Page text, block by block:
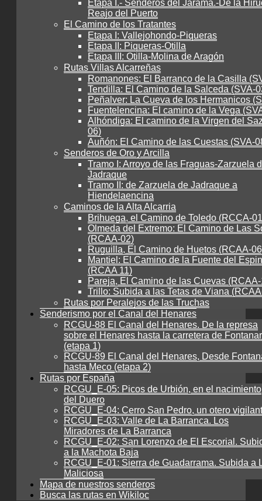
Etapa I.- Senderos del Jarama.-De la
Reajo del Puerto
El Camino de los Tratantes
Etapa I: Vallejohondo-Piqueras
Etapa II: Piqueras-Otilla
Etapa III: Otilla-Molina de Aragón
Rutas Villas Alcarreñas
Romanones: El Barranco de la Casilla
Tendilla: El Camino de la Salceda (SVA-
Peñalver: La Cueva de los Hermanicos
Fuentelencina: El camino de la Vega
Alhóndiga: El camino de la Virgen del
06)
Auñón: El Camino de las Cuestas (SVA-
Senderos de Oro y Arcilla
Tramo I: Arroyo de las Fraguas-Zarzuela
Jadraque
Tramo II: de Zarzuela de Jadraque a
Hiendelaencina
Caminos de la Alta Alcarria
Brihuega, el Camino de Toledo (RCCA-
Olmeda del Extremo: El Camino de Las
(RCAA-02)
Ruguilla, El Camino de Huetos (RCAA-
Mantiel: El Camino de la Fuente del
(RCAA 11)
Pareja, El Camino de las Cuevas
Trillo: Subida a las Tetas de Viana
Rutas por Peralejos de las Truchas
Senderismo por el Canal del Henares
RCGU-88 El Canal del Henares. De la represa
sobre el Henares hasta la carretera de Fontanar
(etapa 1)
RCGU-89 El Canal del Henares, Desde
hasta Meco (etapa 2)
Rutas por España
RCGU_E-05: Picos de Urbión, en el nacimiento
del Duero
RCGU_E-04: Cerro San Pedro, un otero
RCGU_E-03: Valle de La Barranca. Los
Miradores de La Barranca
RCGU_E-02: San Lorenzo de El Escorial.
a la Machota Baja
RCGU_E-01: Sierra de Guadarrama. Subida a
Maliciosa
Mapa de nuestros senderos
Busca las rutas en Wikiloc